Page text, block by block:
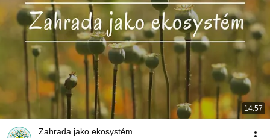
14:57
Zahrada jako ekosystém